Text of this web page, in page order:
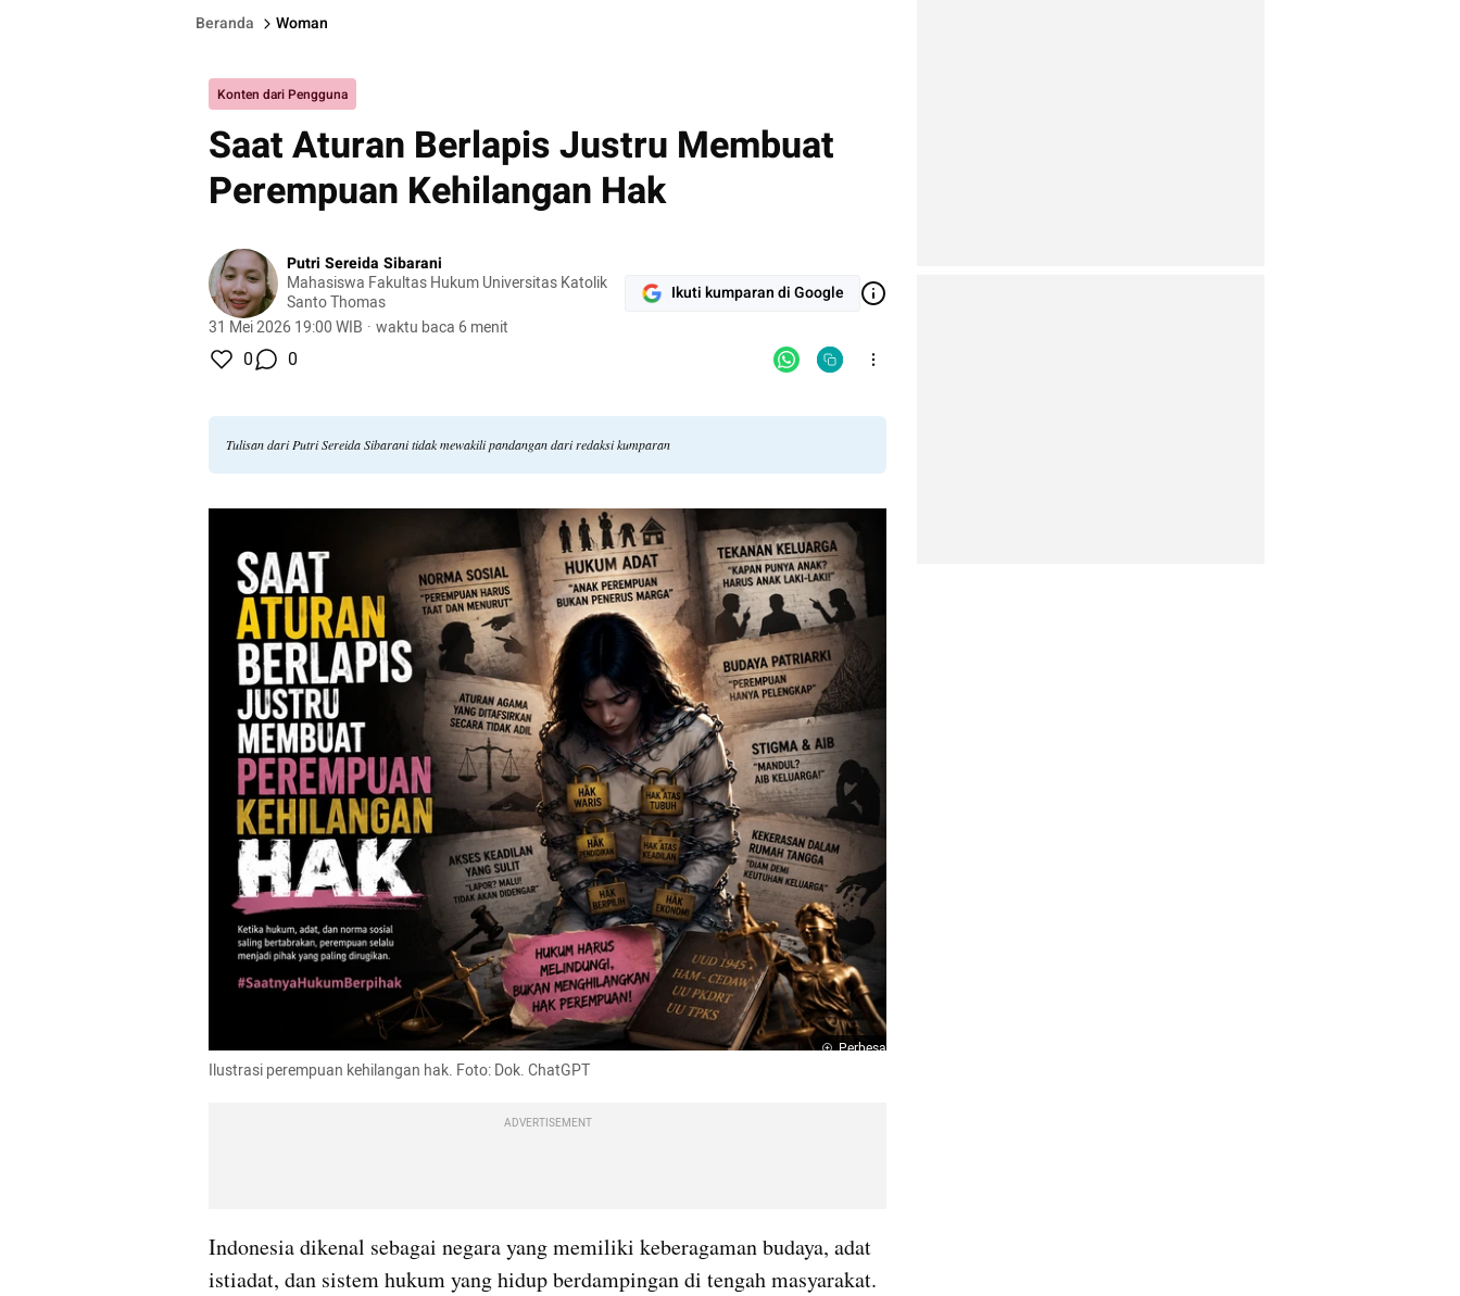
Beranda Woman
Konten dari Pengguna
Saat Aturan Berlapis Justru Membuat
Perempuan Kehilangan Hak
Putri Sereida Sibarani
Mahasiswa Fakultas Hukum Universitas Katolik
Santo Thomas
31 Mei 2026 19:00 WIB · waktu baca 6 menit
Ikuti kumparan di Google
0 0
Tulisan dari Putri Sereida Sibarani tidak mewakili pandangan dari redaksi kumparan
Perbesar
Ilustrasi perempuan kehilangan hak. Foto: Dok. ChatGPT
ADVERTISEMENT
Indonesia dikenal sebagai negara yang memiliki keberagaman budaya, adat
istiadat, dan sistem hukum yang hidup berdampingan di tengah masyarakat.